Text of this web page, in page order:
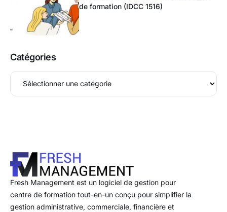
de formation (IDCC 1516)
Catégories
Fresh Management est un logiciel de gestion pour
centre de formation tout-en-un conçu pour simplifier la
gestion administrative, commerciale, financière et